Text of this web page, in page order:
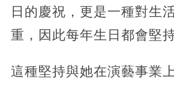
日的慶祝，更是一種對生
重，因此每年生日都會堅
這種堅持與她在演藝事業